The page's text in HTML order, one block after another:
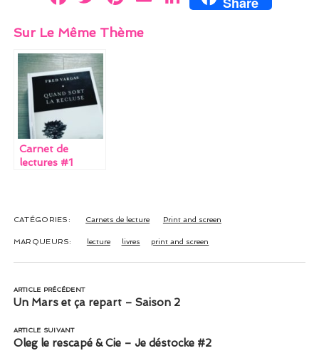
ce
b
o
o
k
w
itt
er
er
Sur Le Même Thème
Carnet de
lectures #1
CATÉGORIES: Carnets de lecture Print and screen
MARQUEURS: lecture livres print and screen
ARTICLE PRÉCÉDENT
Un Mars et ça repart – Saison 2
ARTICLE SUIVANT
Oleg le rescapé & Cie – Je déstocke #2